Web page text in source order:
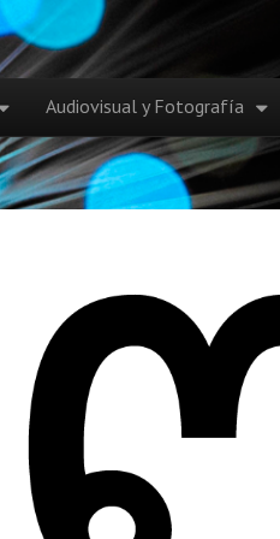
Audiovisual y Fotografía